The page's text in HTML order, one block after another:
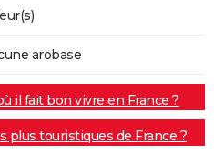
arobase
il fait bon vivre en France ?
plus touristiques de France ?